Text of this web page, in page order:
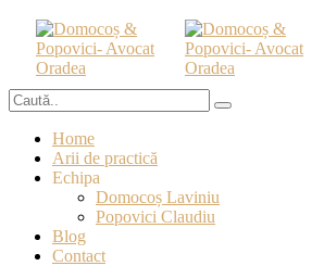
Home
Arii de practică
Echipa
Domocoș Laviniu
Popovici Claudiu
Blog
Contact